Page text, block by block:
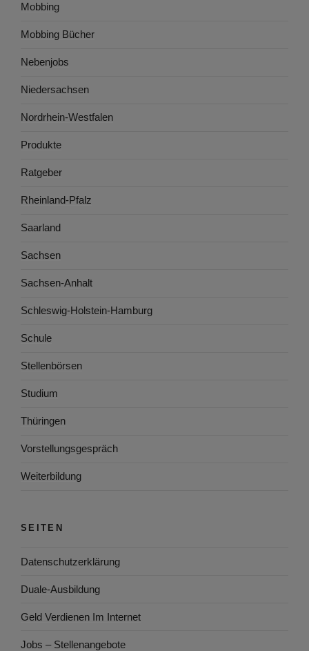
Mobbing
Mobbing Bücher
Nebenjobs
Niedersachsen
Nordrhein-Westfalen
Produkte
Ratgeber
Rheinland-Pfalz
Saarland
Sachsen
Sachsen-Anhalt
Schleswig-Holstein-Hamburg
Schule
Stellenbörsen
Studium
Thüringen
Vorstellungsgespräch
Weiterbildung
SEITEN
Datenschutzerklärung
Duale-Ausbildung
Geld Verdienen Im Internet
Jobs – Stellenangebote